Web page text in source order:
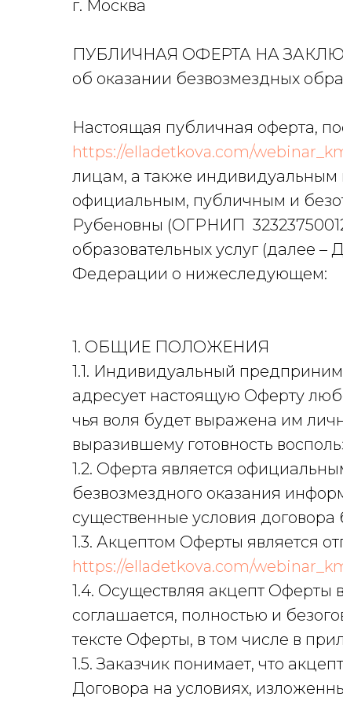
г. Москва
ПУБЛИЧНАЯ ОФЕРТА НА
об оказании безвозмездных
Настоящая публичная оферта,
https://elladetkova.com/
лицам, а также индивидуальным
официальным, публичным и
Рубеновны (ОГРНИП
образовательных услуг (далее –
Федерации о нижеследующем:
1. ОБЩИЕ ПОЛОЖЕНИЯ
1.1. Индивидуальный
адресует настоящую Оферту
чья воля будет выражена им
выразившему готовность
1.2. Оферта является
безвозмездного оказания
существенные условия
1.3. Акцептом Оферты является
https://elladetkova.com/
1.4. Осуществляя акцепт Оферты
соглашается, полностью и
тексте Оферты, в том числе в
1.5. Заказчик понимает, что
Договора на условиях,